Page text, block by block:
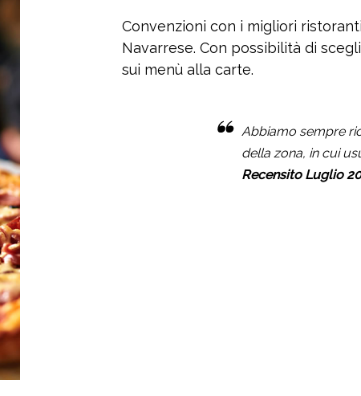
Convenzioni con i migliori
Navarrese. Con possibilità di
sui menù alla carte.
Abbiamo sempre
della zona, in cui
Recensito Luglio